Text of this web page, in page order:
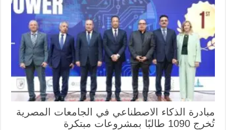
مبادرة الذكاء الاصطناعي في الجامعات المصرية
تُخرج 1090 طالبًا بمشروعات مبتكرة